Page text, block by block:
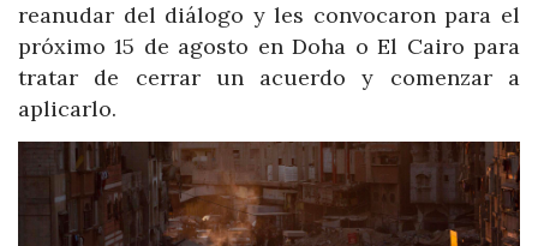
reanudar del diálogo y les convocaron para el
próximo 15 de agosto en Doha o El Cairo para
tratar de cerrar un acuerdo y comenzar a
aplicarlo.